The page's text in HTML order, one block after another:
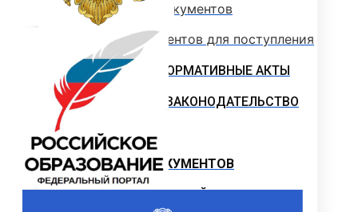
Сроки подачи документов
Перечень документов для поступления
ЛОКАЛЬНЫЕ НОРМАТИВНЫЕ АКТЫ
РОССИЙСКОЕ ЗАКОНОДАТЕЛЬСТВО
ИНСТРУКЦИИ
ОБРАЗЦЫ ДОКУМЕНТОВ
ОБРАЗОВАТЕЛЬНЫЙ КРЕДИТ